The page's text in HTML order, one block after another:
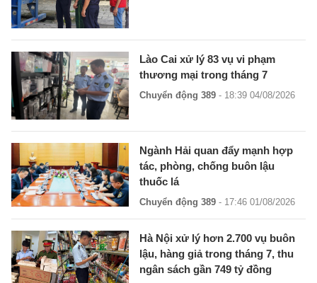
Lào Cai xử lý 83 vụ vi phạm
thương mại trong tháng 7
Chuyển động 389 - 18:39 04/08/2026
Ngành Hải quan đẩy mạnh hợp
tác, phòng, chống buôn lậu
thuốc lá
Chuyển động 389 - 17:46 01/08/2026
Hà Nội xử lý hơn 2.700 vụ buôn
lậu, hàng giả trong tháng 7, thu
ngân sách gần 749 tỷ đồng